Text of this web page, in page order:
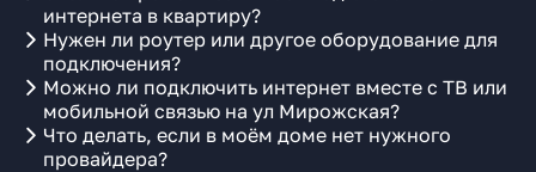
интернета в квартиру?
Нужен ли роутер или другое оборудование для
подключения?
Можно ли подключить интернет вместе с ТВ или
мобильной связью на ул Мирожская?
Что делать, если в моём доме нет нужного
провайдера?